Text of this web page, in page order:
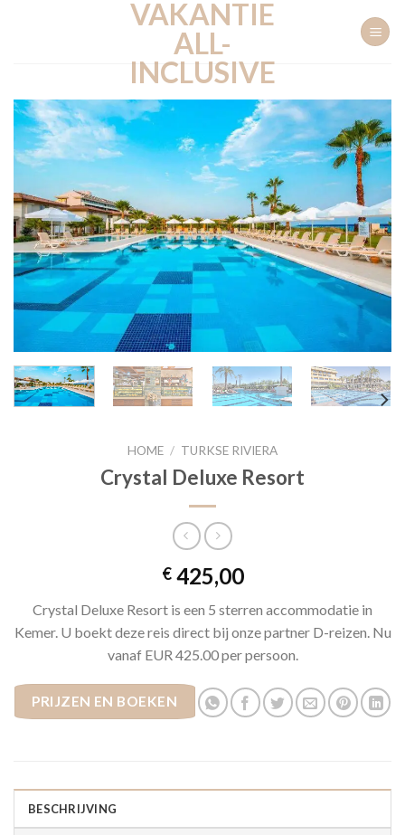
VAKANTIE
ALL-
INCLUSIVE
HOME / TURKSE RIVIERA
Crystal Deluxe Resort
€425,00
Crystal Deluxe Resort is een 5 sterren accommodatie in
Kemer. U boekt deze reis direct bij onze partner D-reizen. Nu
vanaf EUR 425.00 per persoon.
PRIJZEN EN BOEKEN
BESCHRIJVING